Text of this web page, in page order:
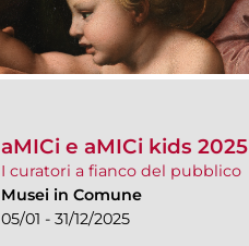
aMICi e aMICi kids 2025
I curatori a fianco del pubblico
Musei in Comune
05/01 - 31/12/2025